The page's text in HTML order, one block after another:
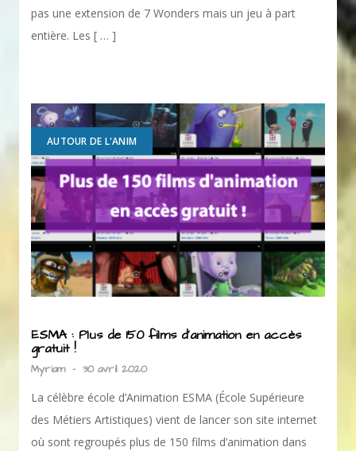
pas une extension de 7 Wonders mais un jeu à part
entière. Les [ … ]
AUTOUR DE L'ANIM
ESMA : Plus de 150 films d’animation en accès
gratuit !
Myriam - 30 avril 2020
La célèbre école d’Animation ESMA (École Supérieure
des Métiers Artistiques) vient de lancer son site internet
où sont regroupés plus de 150 films d’animation dans